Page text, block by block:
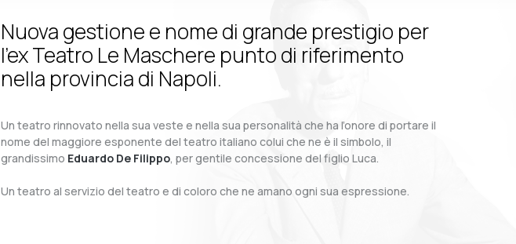
Nuova gestione e nome di grande prestigio per
l’ex Teatro Le Maschere punto di riferimento
nella provincia di Napoli.
Un teatro rinnovato nella sua veste e nella sua personalità che ha l’onore di portare il
nome del maggiore esponente del teatro italiano colui che ne è il simbolo, il
grandissimo Eduardo De Filippo, per gentile concessione del figlio Luca.
Un teatro al servizio del teatro e di coloro che ne amano ogni sua espressione.